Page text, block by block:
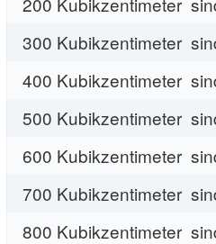
300 Kubikzentimeter
400 Kubikzentimeter
500 Kubikzentimeter
600 Kubikzentimeter
700 Kubikzentimeter
800 Kubikzentimeter